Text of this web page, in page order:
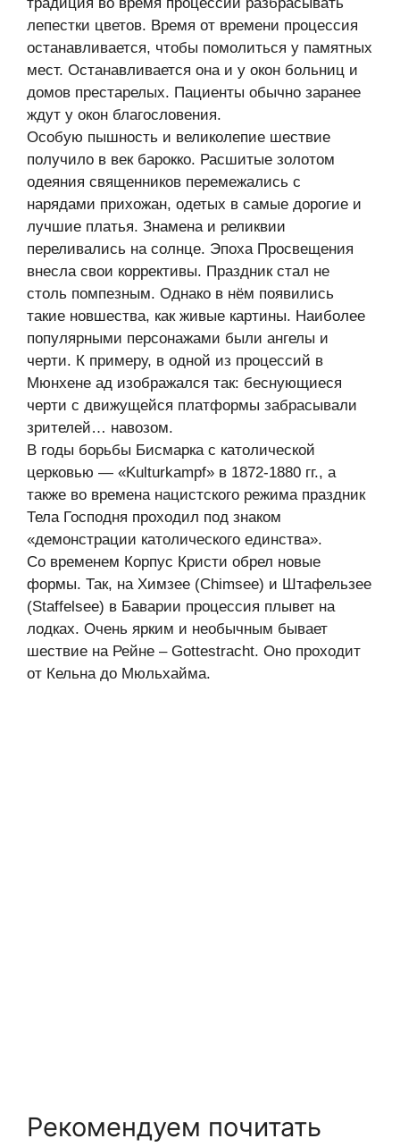
традиция во время процессии разбрасывать
лепестки цветов. Время от времени процессия
останавливается, чтобы помолиться у памятных
мест. Останавливается она и у окон больниц и
домов престарелых. Пациенты обычно заранее
ждут у окон благословения.
Особую пышность и великолепие шествие
получило в век барокко. Расшитые золотом
одеяния священников перемежались с
нарядами прихожан, одетых в самые дорогие и
лучшие платья. Знамена и реликвии
переливались на солнце. Эпоха Просвещения
внесла свои коррективы. Праздник стал не
столь помпезным. Однако в нём появились
такие новшества, как живые картины. Наиболее
популярными персонажами были ангелы и
черти. К примеру, в одной из процессий в
Мюнхене ад изображался так: беснующиеся
черти с движущейся платформы забрасывали
зрителей… навозом.
В годы борьбы Бисмарка с католической
церковью — «Kulturkampf» в 1872-1880 гг., а
также во времена нацистского режима праздник
Тела Господня проходил под знаком
«демонстрации католического единства».
Со временем Корпус Кристи обрел новые
формы. Так, на Химзее (Chimsee) и Штафельзее
(Staffelsee) в Баварии процессия плывет на
лодках. Очень ярким и необычным бывает
шествие на Рейне – Gottestracht. Оно проходит
от Кельна до Мюльхайма.
Рекомендуем почитать